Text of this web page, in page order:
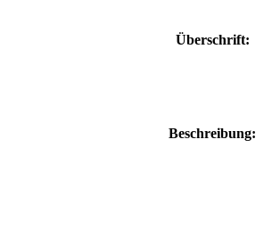
Überschrift:
Beschreibung: